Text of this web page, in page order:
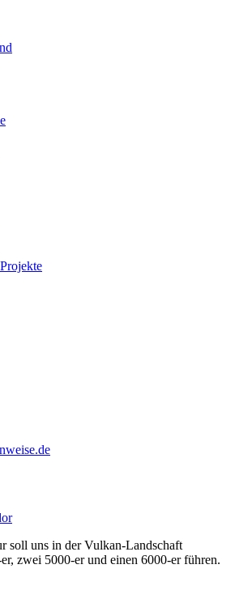
soll uns in der Vulkan-Landschaft
zwei 5000-er und einen 6000-er führen.